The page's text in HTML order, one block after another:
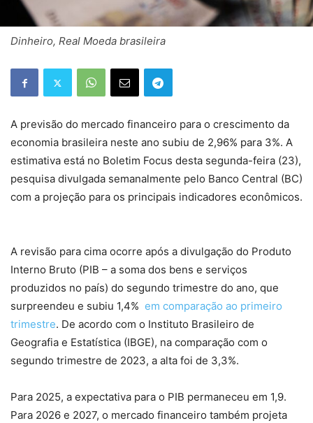
Dinheiro, Real Moeda brasileira
A previsão do mercado financeiro para o crescimento da
economia brasileira neste ano subiu de 2,96% para 3%. A
estimativa está no Boletim Focus desta segunda-feira (23),
pesquisa divulgada semanalmente pelo Banco Central (BC)
com a projeção para os principais indicadores econômicos.
A revisão para cima ocorre após a divulgação do Produto
Interno Bruto (PIB – a soma dos bens e serviços
produzidos no país) do segundo trimestre do ano, que
surpreendeu e subiu 1,4% em comparação ao primeiro
trimestre. De acordo com o Instituto Brasileiro de
Geografia e Estatística (IBGE), na comparação com o
segundo trimestre de 2023, a alta foi de 3,3%.
Para 2025, a expectativa para o PIB permaneceu em 1,9.
Para 2026 e 2027, o mercado financeiro também projeta